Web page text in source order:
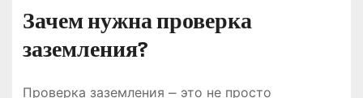
Зачем нужна проверка
заземления?
Проверка заземления ⎼ это не просто